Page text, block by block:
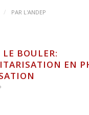
/ PAR L'ANDEP
BOULER:
EN